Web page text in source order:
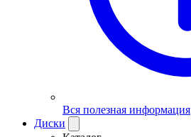
Вся полезная информация
Диски